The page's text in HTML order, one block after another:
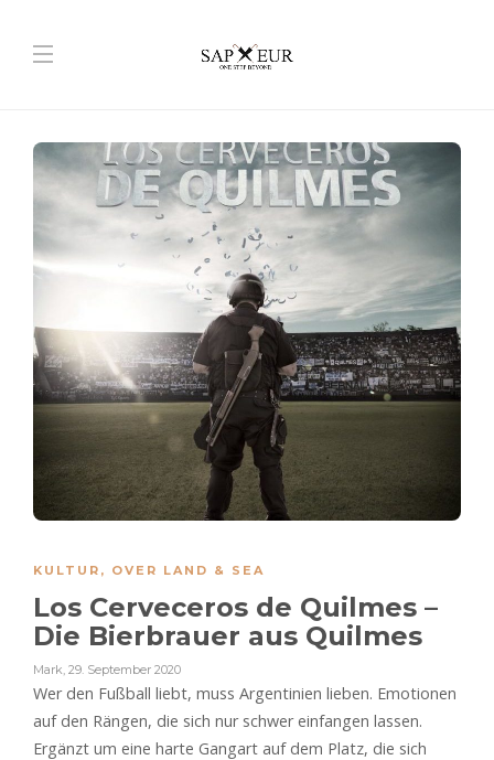
KULTUR , OVER LAND & SEA
Los Cerveceros de Quilmes –
Die Bierbrauer aus Quilmes
Mark 29. September 2020
Wer den Fußball liebt, muss Argentinien lieben. Emotionen
auf den Rängen, die sich nur schwer einfangen lassen.
Ergänzt um eine harte Gangart auf dem Platz, die sich